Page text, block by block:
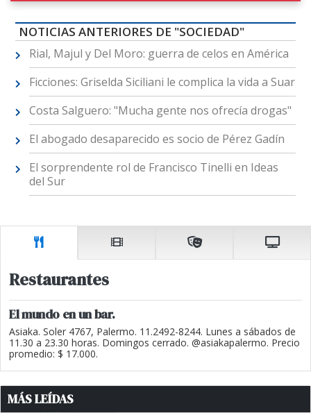
NOTICIAS ANTERIORES DE "SOCIEDAD"
Rial, Majul y Del Moro: guerra de celos en América
Ficciones: Griselda Siciliani le complica la vida a Suar
Costa Salguero: "Mucha gente nos ofrecía drogas"
El abogado desaparecido es socio de Pérez Gadín
El sorprendente rol de Francisco Tinelli en Ideas
del Sur
Restaurantes
El mundo en un bar.
Asiaka. Soler 4767, Palermo. 11.2492-8244. Lunes a sábados de
11.30 a 23.30 horas. Domingos cerrado. @asiakapalermo. Precio
promedio: $ 17.000.
MÁS LEÍDAS